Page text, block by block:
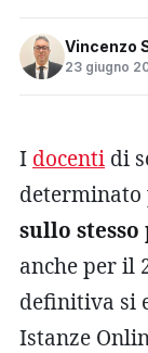
Vincenzo
23 giugno
I docenti di
determinato
sullo stesso
anche per il
definitiva si
Istanze